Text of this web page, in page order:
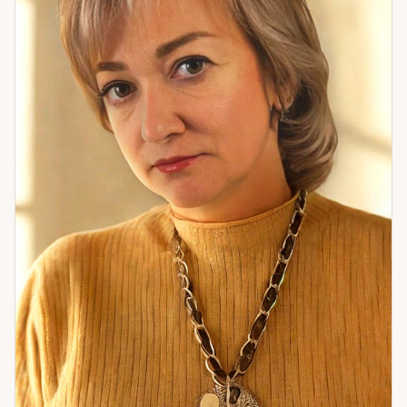
Готова помочь выйти на новый уровень — там, где раньше
был тупик.